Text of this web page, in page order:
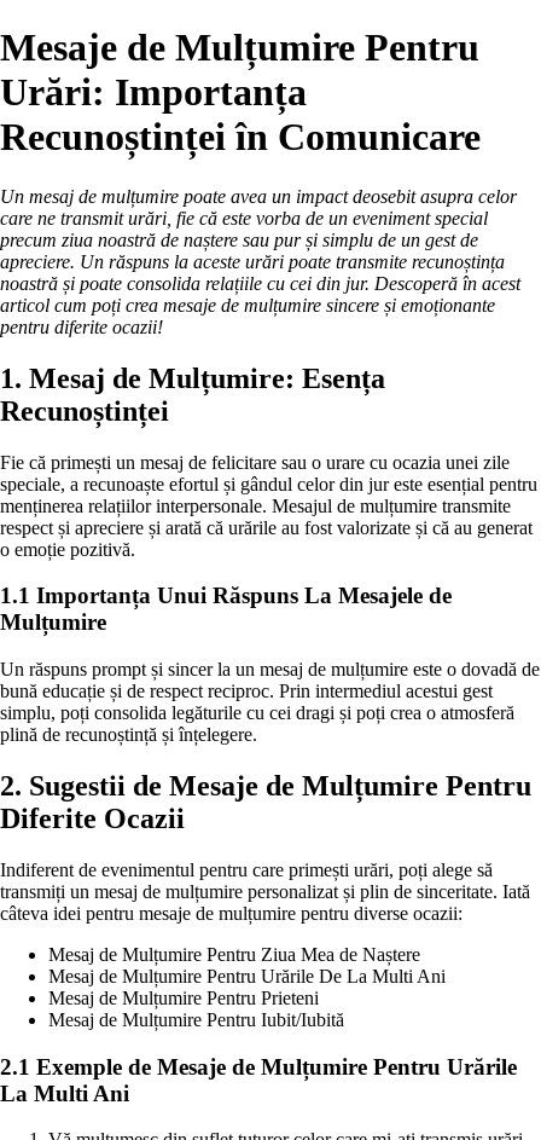
Mesaje de Mulțumire Pentru
Urări: Importanța
Recunoștinței în Comunicare
Un mesaj de mulțumire poate avea un impact deosebit asupra celor
care ne transmit urări, fie că este vorba de un eveniment special
precum ziua noastră de naștere sau pur și simplu de un gest de
apreciere. Un răspuns la aceste urări poate transmite recunoștința
noastră și poate consolida relațiile cu cei din jur. Descoperă în acest
articol cum poți crea mesaje de mulțumire sincere și emoționante
pentru diferite ocazii!
1. Mesaj de Mulțumire: Esența
Recunoștinței
Fie că primești un mesaj de felicitare sau o urare cu ocazia unei zile
speciale, a recunoaște efortul și gândul celor din jur este esențial pentru
menținerea relațiilor interpersonale. Mesajul de mulțumire transmite
respect și apreciere și arată că urările au fost valorizate și că au generat
o emoție pozitivă.
1.1 Importanța Unui Răspuns La Mesajele de
Mulțumire
Un răspuns prompt și sincer la un mesaj de mulțumire este o dovadă de
bună educație și de respect reciproc. Prin intermediul acestui gest
simplu, poți consolida legăturile cu cei dragi și poți crea o atmosferă
plină de recunoștință și înțelegere.
2. Sugestii de Mesaje de Mulțumire Pentru
Diferite Ocazii
Indiferent de evenimentul pentru care primești urări, poți alege să
transmiți un mesaj de mulțumire personalizat și plin de sinceritate. Iată
câteva idei pentru mesaje de mulțumire pentru diverse ocazii:
Mesaj de Mulțumire Pentru Ziua Mea de Naștere
Mesaj de Mulțumire Pentru Urările De La Multi Ani
Mesaj de Mulțumire Pentru Prieteni
Mesaj de Mulțumire Pentru Iubit/Iubită
2.1 Exemple de Mesaje de Mulțumire Pentru Urările
La Multi Ani